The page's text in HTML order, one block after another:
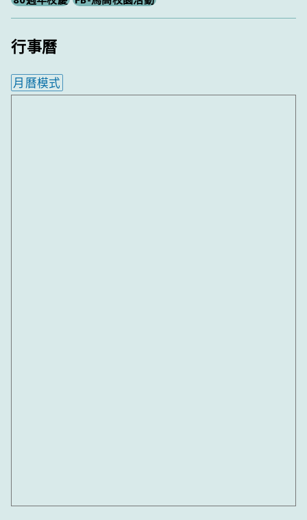
行事曆
月曆模式